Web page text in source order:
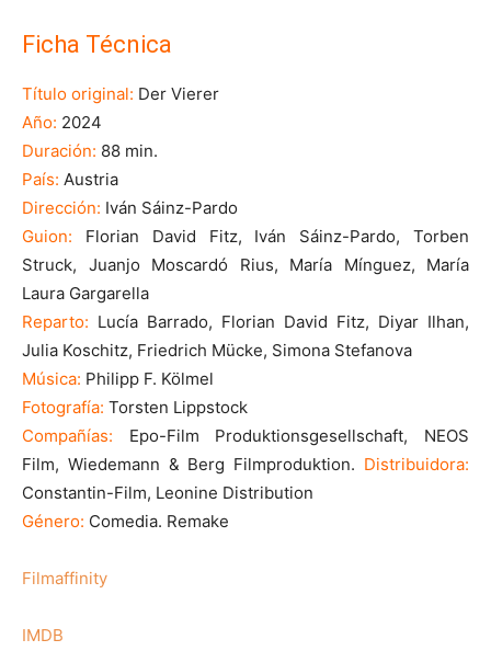
Ficha Técnica
Título original: Der Vierer
Año: 2024
Duración: 88 min.
País: Austria
Dirección: Iván Sáinz-Pardo
Guion: Florian David Fitz, Iván Sáinz-Pardo, Torben
Struck, Juanjo Moscardó Rius, María Mínguez, María
Laura Gargarella
Reparto: Lucía Barrado, Florian David Fitz, Diyar Ilhan,
Julia Koschitz, Friedrich Mücke, Simona Stefanova
Música: Philipp F. Kölmel
Fotografía: Torsten Lippstock
Compañías: Epo-Film Produktionsgesellschaft, NEOS
Film, Wiedemann & Berg Filmproduktion. Distribuidora:
Constantin-Film, Leonine Distribution
Género: Comedia. Remake
Filmaffinity
IMDB